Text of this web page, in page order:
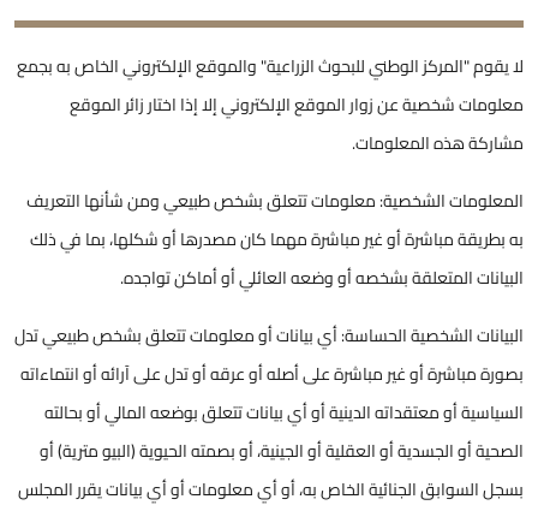
لا يقوم "المركز الوطني للبحوث الزراعية" والموقع الإلكتروني الخاص به بجمع
معلومات شخصية عن زوار الموقع ‏الإلكتروني إلا إذا اختار زائر الموقع
مشاركة هذه المعلومات.
المعلومات الشخصية: معلومات تتعلق بشخص طبيعي ومن شأنها التعريف
به بطريقة مباشرة أو غير مباشرة مهما كان مصدرها أو شكلها، بما في ذلك
البيانات المتعلقة بشخصه أو وضعه العائلي أو أماكن تواجده.
البيانات الشخصية الحساسة: أي بيانات أو معلومات تتعلق بشخص طبيعي تدل
بصورة مباشرة أو غير مباشرة على أصله أو عرقه أو تدل على آرائه أو انتماءاته
السياسية أو معتقداته الدينية أو أي بيانات تتعلق بوضعه المالي أو بحالته
الصحية أو الجسدية أو العقلية أو الجينية، أو بصمته الحيوية (البيو مترية) أو
بسجل السوابق الجنائية الخاص به، أو أي معلومات أو أي بيانات يقرر المجلس